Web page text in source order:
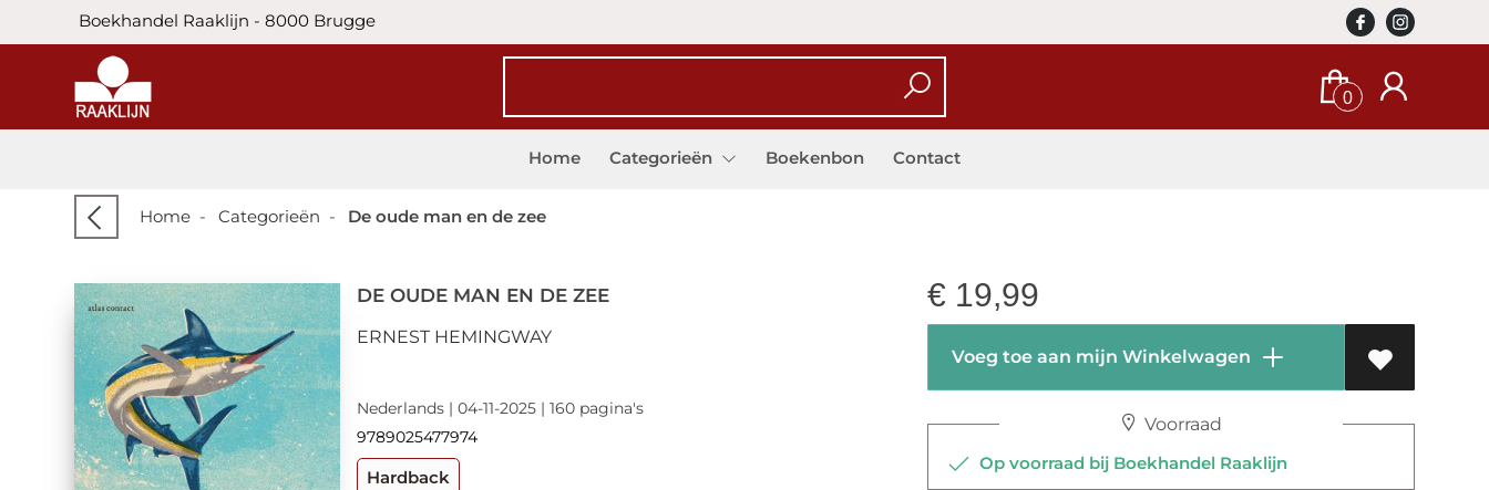
Boekhandel Raaklijn - 8000 Brugge
0
Home Categorieën Boekenbon Contact
Home - Categorieën - De oude man en de zee
DE OUDE MAN EN DE ZEE
ERNEST HEMINGWAY
Nederlands | 04-11-2025 | 160 pagina's
9789025477974
Hardback
€ 19,99
Voeg toe aan mijn Winkelwagen
Voorraad
Op voorraad bij Boekhandel Raaklijn